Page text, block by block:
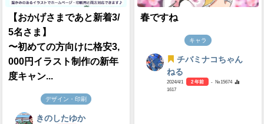
【おかげさまであと新着3/
5名さま】
〜初めての方向けに格安3,
000円イラスト制作の新年
度キャン...
デザイン・印刷
きのしたゆか
春ですね
キャラ
チバミナコちゃん
ねる
2024/4/1 2 年前
- №15674
1617